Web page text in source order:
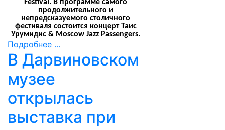
Festival . В программе самого
продолжительного и
непредсказуемого столичного
фестиваля состоится концерт Таис
Урумидис & Moscow Jazz Passengers.
Подробнее ...
В Дарвиновском
музее
открылась
выставка при